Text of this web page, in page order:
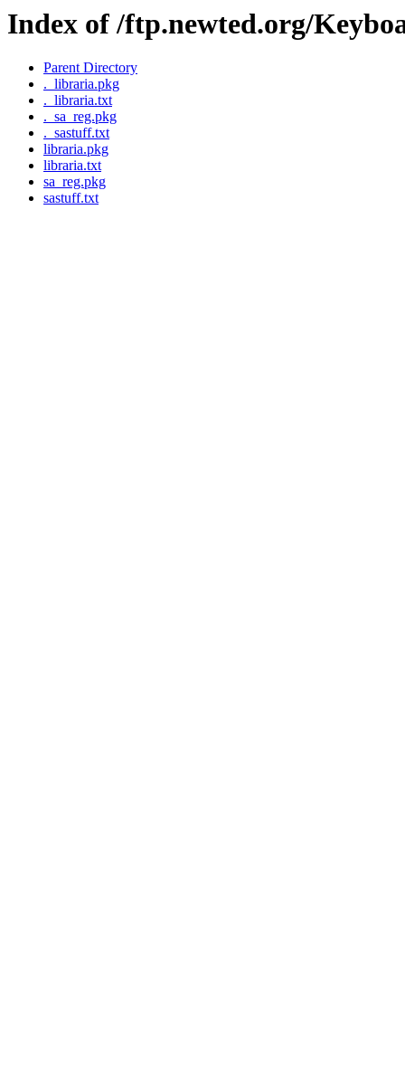
Index of /ftp.newted.org/
Parent Directory
._libraria.pkg
._libraria.txt
._sa_reg.pkg
._sastuff.txt
libraria.pkg
libraria.txt
sa_reg.pkg
sastuff.txt